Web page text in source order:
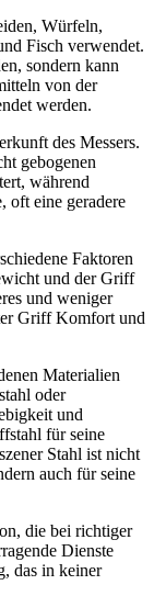
Würfeln,
Fisch verwendet.
sondern kann
von der
werden.
des Messers.
gebogenen
während
oft eine geradere
Faktoren
und der Griff
und weniger
Griff Komfort und
Materialien
oder
und
für seine
Stahl ist nicht
auch für seine
die bei richtiger
Dienste
das in keiner